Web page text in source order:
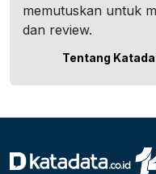
memutuskan untuk
dan review.
Tentang